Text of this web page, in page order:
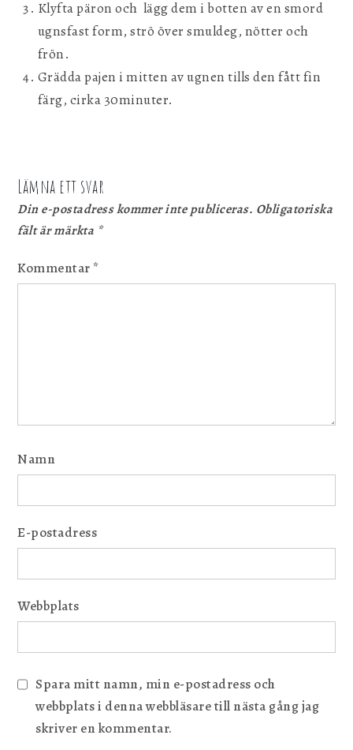
Klyfta päron och lägg dem i botten av en smord
ugnsfast form, strö över smuldeg, nötter och
frön.
Grädda pajen i mitten av ugnen tills den fått fin
färg, cirka 30minuter.
Lämna ett svar
Din e-postadress kommer inte publiceras. Obligatoriska
fält är märkta *
Kommentar*
Namn
E-postadress
Webbplats
Spara mitt namn, min e-postadress och
webbplats i denna webbläsare till nästa gång jag
skriver en kommentar.